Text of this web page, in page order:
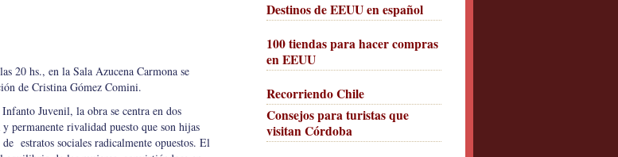
Destinos de EEUU en español
100 tiendas para hacer compras
en EEUU
Recorriendo Chile
Consejos para turistas que
visitan Córdoba
20 hs., en la Sala Azucena Carmona se
de Cristina Gómez Comini.
Juvenil, la obra se centra en dos
permanente rivalidad puesto que son hijas
estratos sociales radicalmente opuestos. El